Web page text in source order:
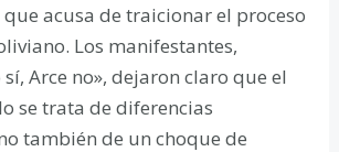
acusa de traicionar el proceso
Los manifestantes,
Arce no», dejaron claro que el
se trata de diferencias
también de un choque de